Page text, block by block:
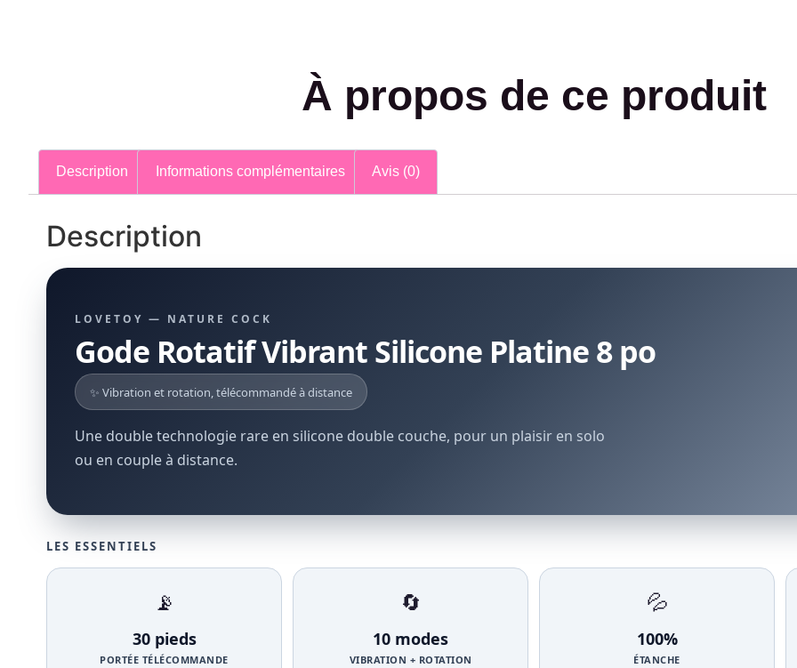
À propos de ce produit
Description Informations complémentaires Avis (0)
Description
LOVETOY — NATURE COCK
Gode Rotatif Vibrant Silicone Platine 8 po
✨ Vibration et rotation, télécommandé à distance
Une double technologie rare en silicone double couche, pour un plaisir en solo
ou en couple à distance.
LES ESSENTIELS
📡
30 pieds
PORTÉE TÉLÉCOMMANDE
🔄
10 modes
VIBRATION + ROTATION
💦
100%
ÉTANCHE